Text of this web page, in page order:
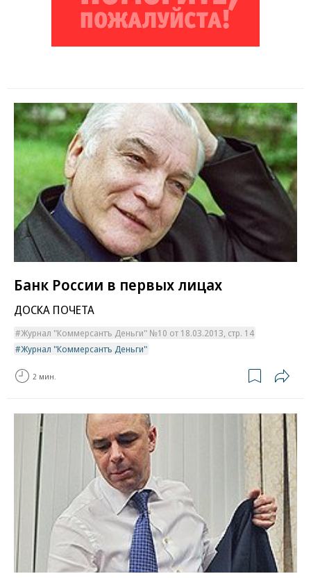
Банк России в первых лицах
ДОСКА ПОЧЕТА
Журнал "Коммерсантъ Деньги" №10 от 18.03.2013, стр. 14
Журнал "Коммерсантъ Деньги"
2 мин.